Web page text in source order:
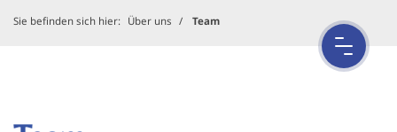
Sie befinden sich hier: Über uns Team